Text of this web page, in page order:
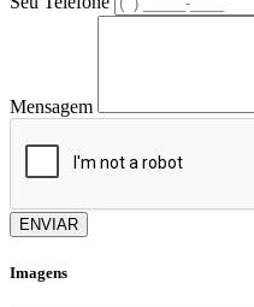
Mensagem
ENVIAR
Imagens